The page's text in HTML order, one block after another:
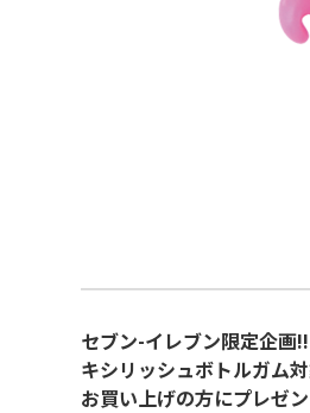
セブン-イレブン限定企画!!
キシリッシュボトルガム
お買い上げの方にプレゼ